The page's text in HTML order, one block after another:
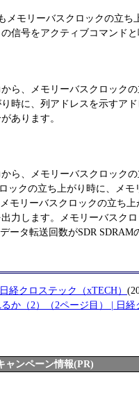
メモリーバスクロックの立ち
信号をアクティブコマンドと
ら、メモリーバスクロック
時に、列アドレスを示すア
あります。
ら、メモリーバスクロック
ックの立ち上がり時に、メ
モリーバスクロックの立ち上
力します。メモリーバスク
ータ転送回数がSDR SDRAM
経クロステック（xTECH）
か（2）（2ページ目） | 日経
ャンペーン情報(PR)